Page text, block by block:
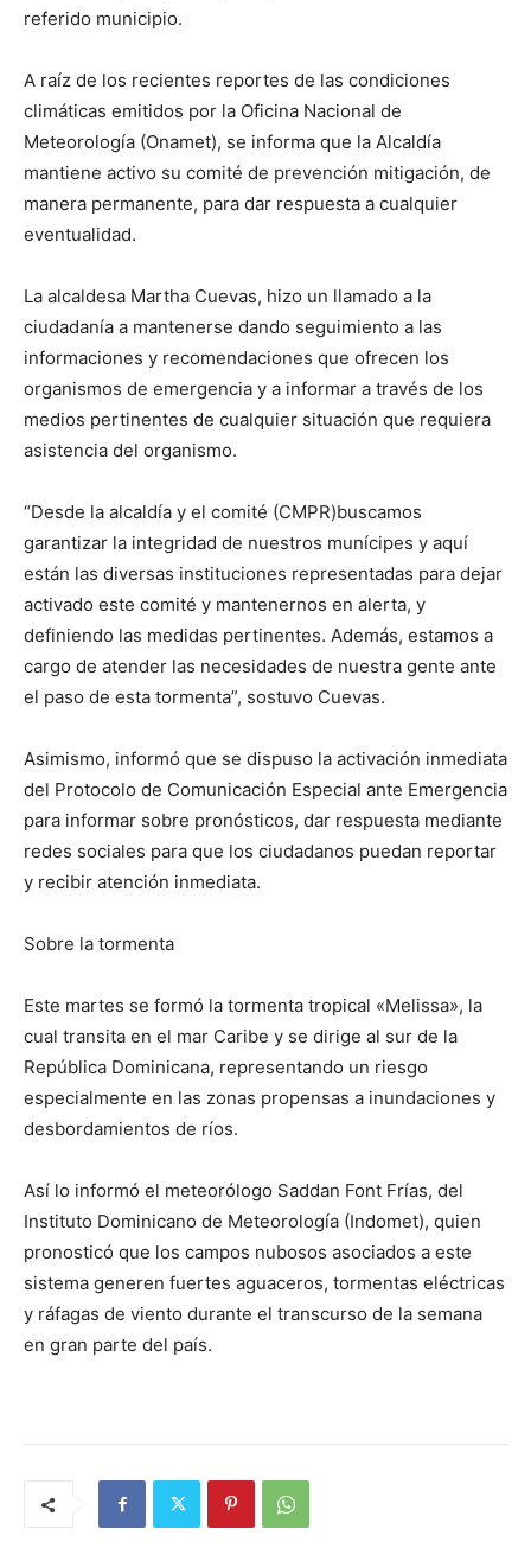
referido municipio.
A raíz de los recientes reportes de las condiciones
climáticas emitidos por la Oficina Nacional de
Meteorología (Onamet), se informa que la Alcaldía
mantiene activo su comité de prevención mitigación, de
manera permanente, para dar respuesta a cualquier
eventualidad.
La alcaldesa Martha Cuevas, hizo un llamado a la
ciudadanía a mantenerse dando seguimiento a las
informaciones y recomendaciones que ofrecen los
organismos de emergencia y a informar a través de los
medios pertinentes de cualquier situación que requiera
asistencia del organismo.
“Desde la alcaldía y el comité (CMPR)buscamos
garantizar la integridad de nuestros munícipes y aquí
están las diversas instituciones representadas para dejar
activado este comité y mantenernos en alerta, y
definiendo las medidas pertinentes. Además, estamos a
cargo de atender las necesidades de nuestra gente ante
el paso de esta tormenta”, sostuvo Cuevas.
Asimismo, informó que se dispuso la activación inmediata
del Protocolo de Comunicación Especial ante Emergencia
para informar sobre pronósticos, dar respuesta mediante
redes sociales para que los ciudadanos puedan reportar
y recibir atención inmediata.
Sobre la tormenta
Este martes se formó la tormenta tropical «Melissa», la
cual transita en el mar Caribe y se dirige al sur de la
República Dominicana, representando un riesgo
especialmente en las zonas propensas a inundaciones y
desbordamientos de ríos.
Así lo informó el meteorólogo Saddan Font Frías, del
Instituto Dominicano de Meteorología (Indomet), quien
pronosticó que los campos nubosos asociados a este
sistema generen fuertes aguaceros, tormentas eléctricas
y ráfagas de viento durante el transcurso de la semana
en gran parte del país.